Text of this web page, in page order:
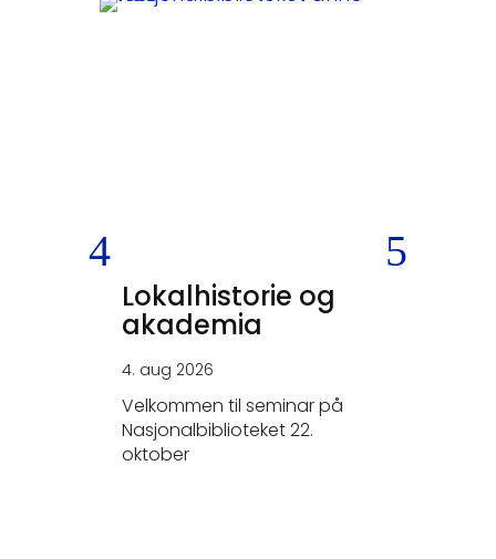
Lokalhistorie og
akademia
4. aug 2026
Velkommen til seminar på
Nasjonalbiblioteket 22.
oktober